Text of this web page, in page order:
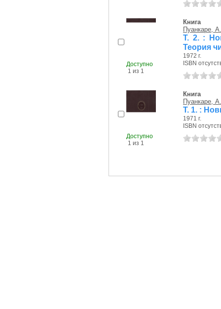
Доступно
1 из 1
Книга
Пуанкаре, А.
Т. 2. :
Теория
1972 г.
ISBN
Доступно
1 из 1
Книга
Пуанкаре, А.
Т. 1. :
1971 г.
ISBN